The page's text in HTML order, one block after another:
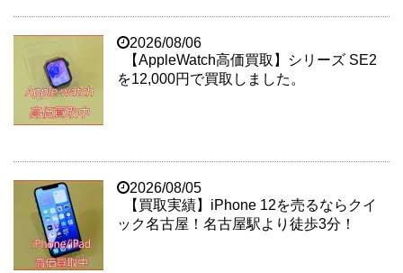
2026/08/06
【AppleWatch高価買取】シリーズ SE2
を12,000円で買取しました。
2026/08/05
【買取実績】iPhone 12を売るならクイ
ック名古屋！名古屋駅より徒歩3分！